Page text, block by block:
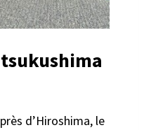
d’Hiroshima, le